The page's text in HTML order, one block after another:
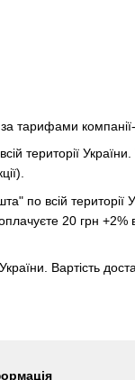
тарифами компанії-
території України.
по всій території
20 грн +2%
Вартість